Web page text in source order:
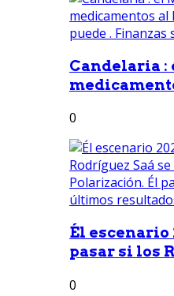
Candelaria
0
Él escenario
pasar si los
0